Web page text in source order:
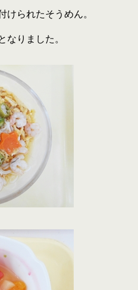
られたそうめん。
りました。